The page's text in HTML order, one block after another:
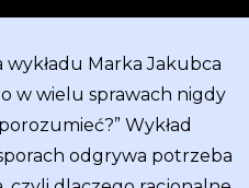
Marka Jakubca
w wielu sprawach nigdy
Wykład
odgrywa potrzeba